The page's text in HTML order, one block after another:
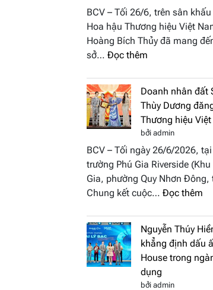
2026
nhấn
nghệ
thuật
hậu
Thương
hiệu
Nam
2026
BCV – Tối 26/6, trên sân
Hoa hậu Thương hiệu Việt
Hoàng Bích Thủy đã mang
sở… Đọc thêm
Thủy
cùng
BST
“Quý
cô
phố
biển”
được
tại
chung
kết
Hoa
hậu
Doanh nhân đất
Thùy Dương
Thương hiệu
bởi admin
BCV – Tối ngày 26/6/2026,
trường Phú Gia Riverside
Gia, phường Quy Nhơn Đông,
Chung kết cuộc… Đọc thêm
Nguyễn Thúy
khẳng định dấu
House trong
dụng
bởi admin